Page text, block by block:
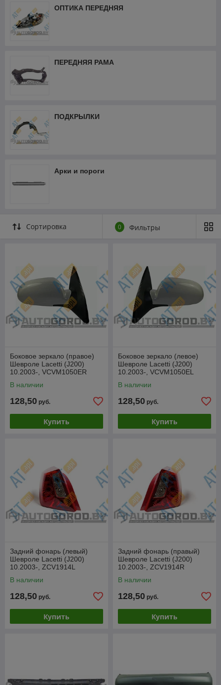
ОПТИКА ПЕРЕДНЯЯ
ПЕРЕДНЯЯ РАМА
ПОДКРЫЛКИ
Арки и пороги
Сортировка 0 Фильтры
Боковое зеркало (правое)
Шевроле Lacetti (J200)
10.2003-, VCVM1050ER
В наличии
128,50 руб.
Купить
Боковое зеркало (левое)
Шевроле Lacetti (J200)
10.2003-, VCVM1050EL
В наличии
128,50 руб.
Купить
Задний фонарь (левый)
Шевроле Lacetti (J200)
10.2003-, ZCV1914L
В наличии
128,50 руб.
Купить
Задний фонарь (правый)
Шевроле Lacetti (J200)
10.2003-, ZCV1914R
В наличии
128,50 руб.
Купить